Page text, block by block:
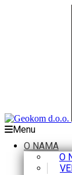
Menu
O NAMA
O